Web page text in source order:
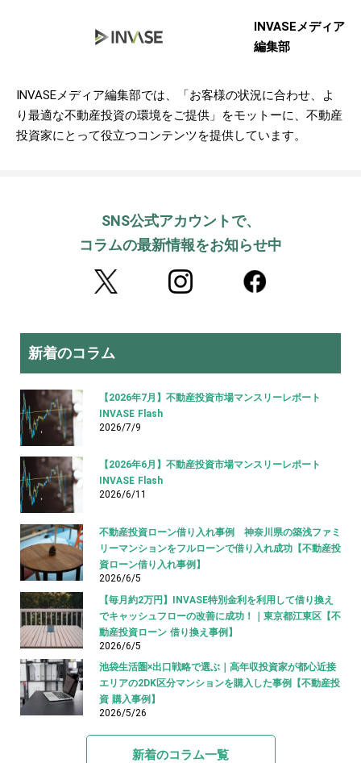
INVASEメディア
編集部
INVASEメディア編集部では、「お客様の状況に合わせ、よ
り最適な不動産投資の環境をご提供」をモットーに、不動産
投資家にとって役立つコンテンツを提供しています。
SNS公式アカウントで、
コラムの最新情報をお知らせ中
新着のコラム
【2026年7月】不動産投資市場マンスリーレポート
INVASE Flash
2026/7/9
【2026年6月】不動産投資市場マンスリーレポート
INVASE Flash
2026/6/11
不動産投資ローン借り入れ事例 神奈川県の築浅ファミ
リーマンションをフルローンで借り入れ成功【不動産投
資ローン借り入れ事例】
2026/6/5
【毎月約2万円】INVASE特別金利を利用して借り換え
でキャッシュフローの改善に成功！｜東京都江東区【不
動産投資ローン 借り換え事例】
2026/6/5
池袋生活圏×出口戦略で選ぶ｜高年収投資家が都心近接
エリアの2DK区分マンションを購入した事例【不動産投
資 購入事例】
2026/5/26
新着のコラム一覧